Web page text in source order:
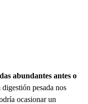
abundantes antes o
digestión pesada nos
ocasionar un